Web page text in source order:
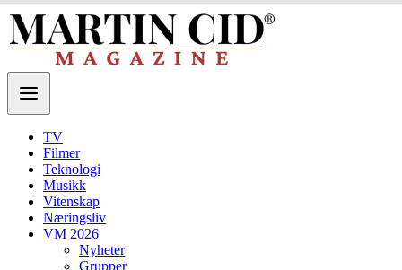
TV
Filmer
Teknologi
Musikk
Vitenskap
Næringsliv
VM 2026
Nyheter
Grupper